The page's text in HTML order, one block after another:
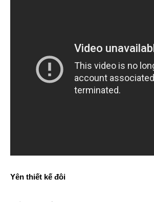
Yên thiết kế đôi